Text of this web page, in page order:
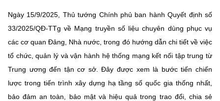
Sở hữu trí tuệ
Tiêu chuẩn, đo lường, chất lượng
Năng lượng nguyên tử
Lấy ý kiến người dân về dự thảo VBQPPL
Khoa học và Công nghệ
Chuyển đổi số
Bưu chính, Viễn thông
Multimedia
THƯ ĐIỆN TỬ
Khác
Videos
Infographic
Ngày 15/9/2025, Thủ tướng Chính phủ ban hành Quyết định số
33/2025/QĐ-TTg về Mạng truyền số liệu chuyên dùng phục vụ
các cơ quan Đảng, Nhà nước, trong đó hướng dẫn chi tiết về việc
tổ chức, quản lý và vận hành hệ thống mạng kết nối tập trung từ
Trung ương đến tận cơ sở. Đây được xem là bước tiến chiến
lược trong tiến trình xây dựng hạ tầng số quốc gia thống nhất,
bảo đảm an toàn, bảo mật và hiệu quả trong trao đổi, chia sẻ